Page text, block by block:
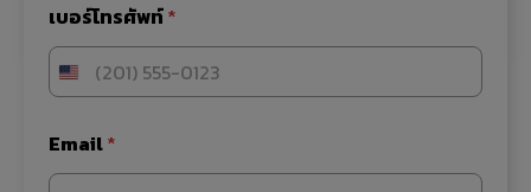
ท
เ
บ
อ
โ
ท
ร
เบอร์โทรศัพท์*
Email*